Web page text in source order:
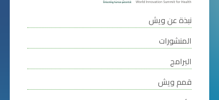
نبذة عن ويش
المنشورات
البرامج
قمم ويش